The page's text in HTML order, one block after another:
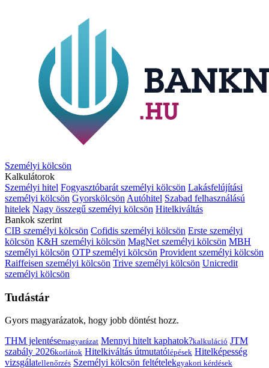
Személyi kölcsön
Kalkulátorok
Személyi hitel Fogyasztóbarát személyi kölcsön Lakásfelújítási
személyi kölcsön Gyorskölcsön Autóhitel Szabad felhasználású
hitelek Nagy összegű személyi kölcsön Hitelkiváltás
Bankok szerint
CIB személyi kölcsön Cofidis személyi kölcsön Erste személyi
kölcsön K&H személyi kölcsön MagNet személyi kölcsön MBH
személyi kölcsön OTP személyi kölcsön Provident személyi kölcsön
Raiffeisen személyi kölcsön Trive személyi kölcsön Unicredit
személyi kölcsön
Tudástár
Gyors magyarázatok, hogy jobb döntést hozz.
THM jelentésemagyarázat Mennyi hitelt kaphatok?kalkuláció JTM
szabály 2026korlátok Hitelkiváltás útmutatólépések Hitelképesség
vizsgálatellenőrzés Személyi kölcsön feltételekgyakori kérdések